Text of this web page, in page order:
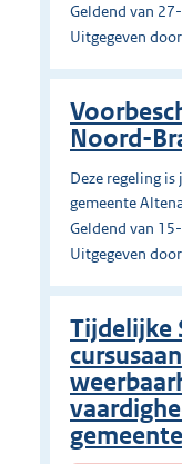
Geldend van
Uitgegeven
Noord-
Deze regeling
gemeente
Geldend van
Uitgegeven
Tijdelijke